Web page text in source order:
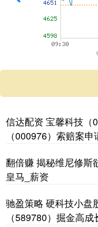
信达配资 宝馨科技（
（000976）索赔案
翻倍赚 揭秘维尼修斯
皇马_薪资
驰盈策略 硬科技小盘
（589780）掘金高成